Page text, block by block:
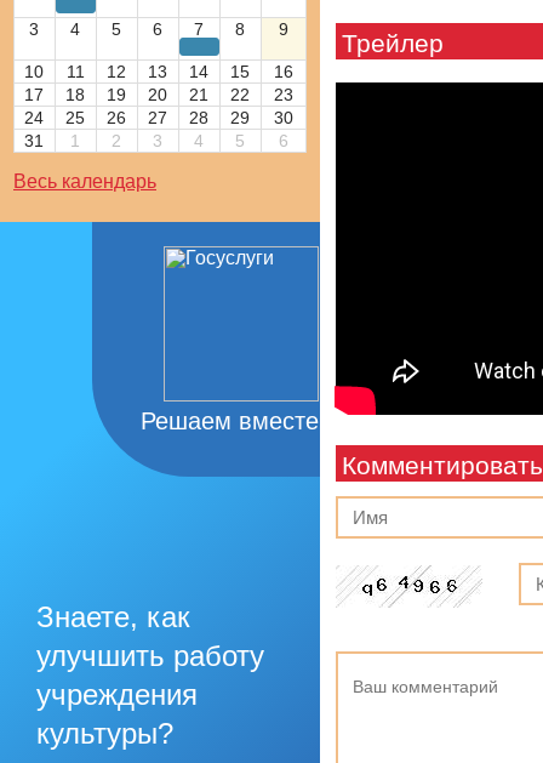
3 4 5 6 7 8 9
10 11 12 13 14 15
16
17
18 19 20 21 22
23
24
25 26 27 28 29
30
31
1 2 3 4 5 6
Весь календарь
Решаем вместе
Знаете, как
улучшить работу
учреждения
культуры?
Трейлер
Комментировать